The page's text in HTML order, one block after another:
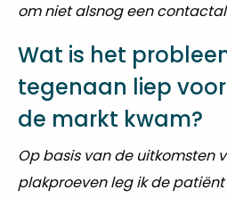
om niet alsnog een
Wat is het
tegenaan liep
de markt kwam?
Op basis van de uitkomsten
plakproeven leg ik de